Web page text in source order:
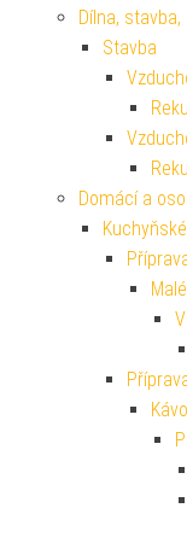
Dílna, stavba,
Stavba
Domácí a